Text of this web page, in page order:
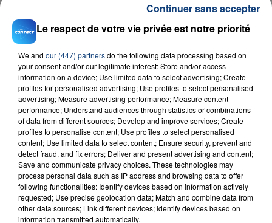
23 juillet 2026
INCENDIE MORTEL À LENS : UNE FEMME ET
SON BÉBÉ ENTRE LA VIE ET LA...
Un homme s'est immolé par le feu après avoir
aspergé sa compagne et leur bébé de trois mois
d'un liquide inflammable.
Le respect de votre vie privée est notre priorité
We and our (447) partnersdo the following data processing based on
your consent and/or our legitimate interest: Store and/or access
information on a device; Use limited data to select advertising; Create
profiles for personalised advertising; Use profiles to select personalised
advertising; Measure advertising performance; Measure content
performance; Understand audiences through statistics or combinations
of data from different sources; Develop and improve services; Create
profiles to personalise content; Use profiles to select personalised
content; Use limited data to select content; Ensure security, prevent and
detect fraud, and fix errors; Deliver and present advertising and content;
Save and communicate privacy choices. These technologies may
process personal data such as IP address and browsing data to offer
following functionalities: Identify devices based on information actively
requested; Use precise geolocation data; Match and combine data from
other data sources; Link different devices; Identify devices based on
information transmitted automatically.
Continuer sans accepter